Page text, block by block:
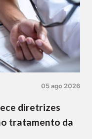
05 ago 2026
diretrizes
tratamento da